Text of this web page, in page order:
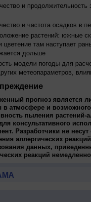
и продолжительность
и частота осадков в
растений: южные
цветение там наступает
дольше
модели погоды для
метеопараметров,
прогноз является
атмосфере и
пыления растений-
консультативного
Разработчики не
аллергических
данных,
реакций